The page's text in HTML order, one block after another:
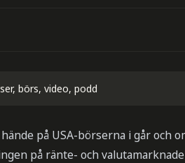
börs, video, podd
på USA-börserna i går och
på ränte- och